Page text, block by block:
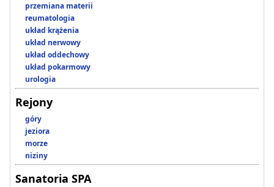
przemiana materii
reumatologia
układ krążenia
układ nerwowy
układ oddechowy
układ pokarmowy
urologia
Rejony
góry
jeziora
morze
niziny
Sanatoria SPA